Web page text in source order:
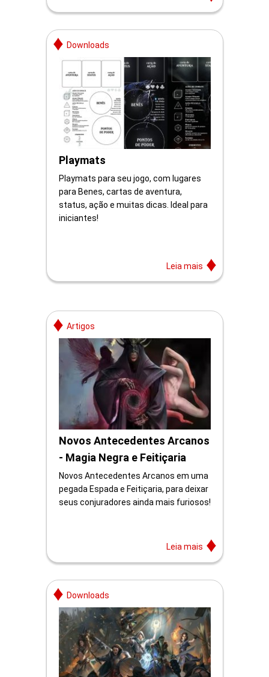
Downloads
Playmats
Playmats para seu jogo, com lugares
para Benes, cartas de aventura,
status, ação e muitas dicas. Ideal para
iniciantes!
Leia mais
Artigos
Novos Antecedentes Arcanos
- Magia Negra e Feitiçaria
Novos Antecedentes Arcanos em uma
pegada Espada e Feitiçaria, para deixar
seus conjuradores ainda mais furiosos!
Leia mais
Downloads